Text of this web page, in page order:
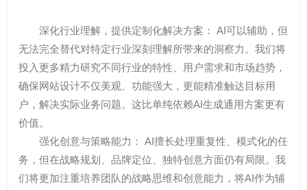
深化行业理解，提供定制化解决方案： AI可以辅助，但
无法完全替代对特定行业深刻理解所带来的洞察力。我们将
投入更多精力研究不同行业的特性、用户需求和市场趋势，
确保网站设计不仅美观、功能强大，更能精准触达目标用
户，解决实际业务问题。这比单纯依赖AI生成通用方案更有
价值。
强化创意与策略能力： AI擅长处理重复性、模式化的任
务，但在战略规划、品牌定位、独特创意方面仍有局限。我
们将更加注重培养团队的战略思维和创意能力，将AI作为辅